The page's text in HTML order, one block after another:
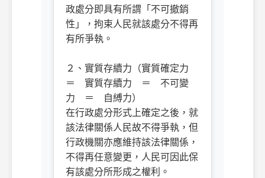
政處分即具有所謂「不可撤銷
性」，拘束人民就該處分不得再
有所爭執。
２、實質存續力（實質確定力
＝ 實質存續力 ＝ 不可變
力 ＝ 自縛力）
在行政處分形式上確定之後，就
該法律關係人民故不得爭執，但
行政機關亦應維持該法律關係，
不得再任意變更，人民可因此保
有該處分所形成之權利。